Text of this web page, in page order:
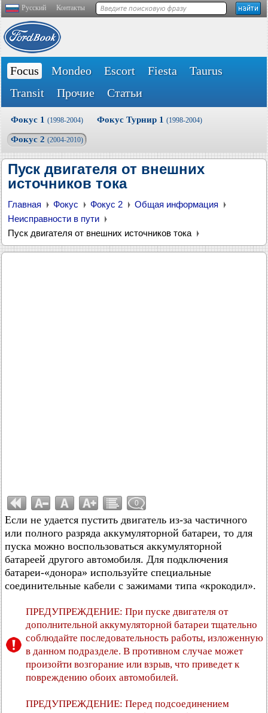
Русский Контакты
Focus Mondeo Escort Fiesta
Taurus
Transit
Прочие Статьи
Фокус 1 (1998-2004) Фокус Турнир 1 (1998-2004)
Фокус 2 (2004-2010)
Пуск двигателя от внешних
источников тока
Главная Фокус Фокус 2
Общая информация
Неисправности в пути
Пуск двигателя от внешних источников тока
0
Если не удается пустить двигатель из-за частичного
или полного разряда аккумуляторной батареи, то для
пуска можно воспользоваться аккумуляторной
батареей другого автомобиля. Для подключения
батареи-«донора» используйте специальные
соединительные кабели с зажимами типа «крокодил».
ПРЕДУПРЕЖДЕНИЕ: При пуске двигателя от
дополнительной аккумуляторной батареи тщательно
соблюдайте последовательность работы, изложенную
в данном подразделе. В противном случае может
произойти возгорание или взрыв, что приведет к
повреждению обоих автомобилей.
ПРЕДУПРЕЖДЕНИЕ: Перед подсоединением